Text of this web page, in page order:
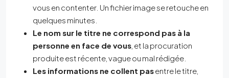
vous en contenter. Un fichier image se retouche en
quelques minutes.
Le nom sur le titre ne correspond pas à la
personne en face de vous , et la procuration
produite est récente, vague ou mal rédigée.
Les informations ne collent pasentre le titre,